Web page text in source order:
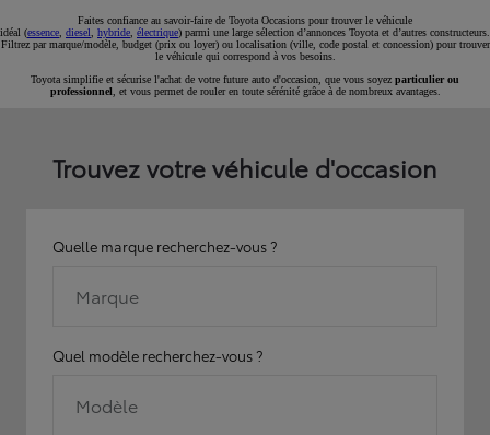
Faites confiance au savoir-faire de Toyota Occasions pour trouver le véhicule
idéal (essence diesel hybride électrique) parmi une large sélection d’annonces Toyota et d’autres constructeurs.
Filtrez par marque/modèle, budget (prix ou loyer) ou localisation (ville, code postal et concession) pour trouver
le véhicule qui correspond à vos besoins.
Toyota simplifie et sécurise l'achat de votre future auto d'occasion, que vous soyez particulier ou
professionnel , et vous permet de rouler en toute sérénité grâce à de nombreux avantages.
Trouvez votre véhicule d'occasion
Quelle marque recherchez-vous ?
Marque
Quel modèle recherchez-vous ?
Modèle